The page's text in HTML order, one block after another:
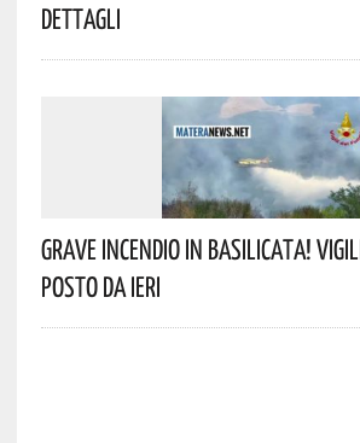
Dettagli
Grave Incendio In Basilicata!
Posto Da Ieri